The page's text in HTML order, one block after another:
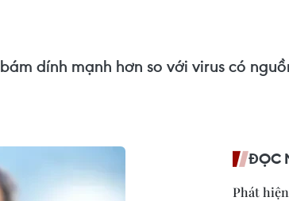
dính mạnh hơn so với virus có
ĐỌC
Phát